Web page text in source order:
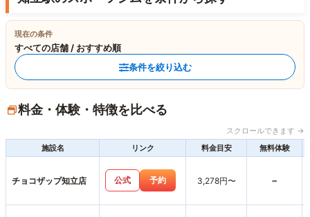
現在の条件
すべての店舗 / おすすめ順
条件を絞り込む
料金・体験・特徴を比べる
スクロールできます →
施設名
リンク 料金目安 無料体験
チョコザップ知立店 公式 予約 3,278円〜 -